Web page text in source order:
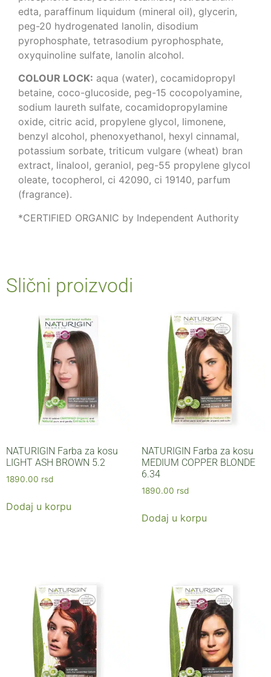
edta, paraffinum liquidum (mineral oil), glycerin,
peg-20 hydrogenated lanolin, disodium
pyrophosphate, tetrasodium pyrophosphate,
oxyquinoline sulfate, lanolin alcohol.
COLOUR LOCK: aqua (water), cocamidopropyl
betaine, coco-glucoside, peg-15 cocopolyamine,
sodium laureth sulfate, cocamidopropylamine
oxide, citric acid, propylene glycol, limonene,
benzyl alcohol, phenoxyethanol, hexyl cinnamal,
potassium sorbate, triticum vulgare (wheat) bran
extract, linalool, geraniol, peg-55 propylene glycol
oleate, tocopherol, ci 42090, ci 19140, parfum
(fragrance).
*CERTIFIED ORGANIC by Independent Authority
Slični proizvodi
NATURIGIN Farba za kosu
LIGHT ASH BROWN 5.2
1890.00 rsd
Dodaj u korpu
NATURIGIN Farba za kosu
MEDIUM COPPER BLONDE
6.34
1890.00 rsd
Dodaj u korpu